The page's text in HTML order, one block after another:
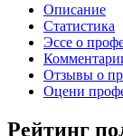
Описание
Статистика
Эссе о
Отзывы о
Оцени
Рейтинг